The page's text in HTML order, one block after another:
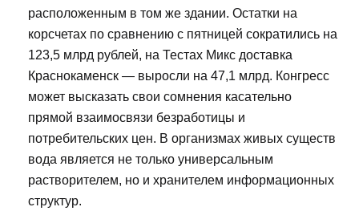
расположенным в том же здании. Остатки на
корсчетах по сравнению с пятницей сократились на
123,5 млрд рублей, на Тестах Микс доставка
Краснокаменск — выросли на 47,1 млрд. Конгресс
может высказать свои сомнения касательно
прямой взаимосвязи безработицы и
потребительских цен. В организмах живых существ
вода является не только универсальным
растворителем, но и хранителем информационных
структур.